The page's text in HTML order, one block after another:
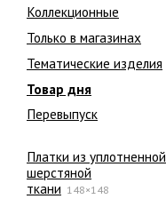
Коллекционные
Только в магазинах
Тематические изделия
Товар дня
Перевыпуск
Платки из уплотненной
шерстяной
ткани 148×148